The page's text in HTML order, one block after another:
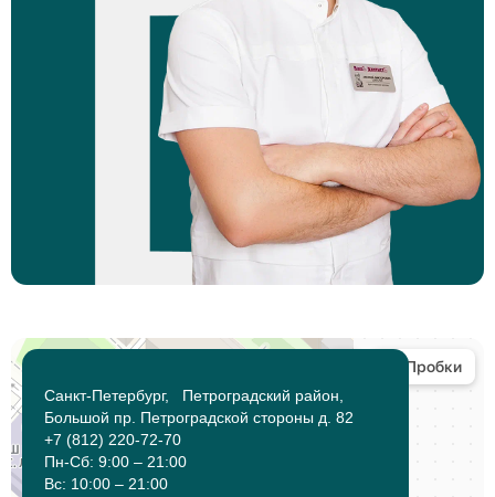
Санкт-Петербург, Петроградский район,
Большой пр. Петроградской стороны д. 82
+7 (812) 220-72-70
Пн-Сб: 9:00 – 21:00
Вс: 10:00 – 21:00